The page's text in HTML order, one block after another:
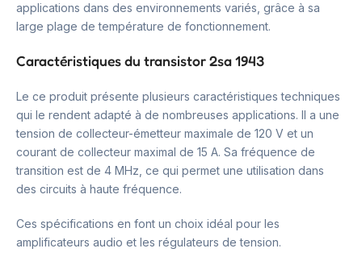
applications dans des environnements variés, grâce à sa
large plage de température de fonctionnement.
Caractéristiques du transistor 2sa 1943
Le ce produit présente plusieurs caractéristiques techniques
qui le rendent adapté à de nombreuses applications. Il a une
tension de collecteur-émetteur maximale de 120 V et un
courant de collecteur maximal de 15 A. Sa fréquence de
transition est de 4 MHz, ce qui permet une utilisation dans
des circuits à haute fréquence.
Ces spécifications en font un choix idéal pour les
amplificateurs audio et les régulateurs de tension.